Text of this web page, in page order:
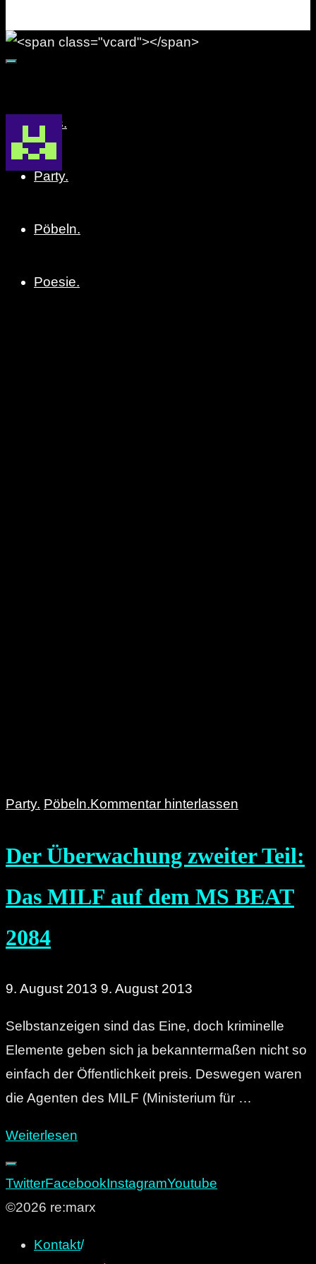
Alles.
Party.
Pöbeln.
Poesie.
Party. Pöbeln.Kommentar hinterlassen
Der Überwachung zweiter Teil:
Das MILF auf dem MS BEAT
2084
9. August 2013 9. August 2013
Selbstanzeigen sind das Eine, doch kriminelle
Elemente geben sich ja bekanntermaßen nicht so
einfach der Öffentlichkeit preis. Deswegen waren
die Agenten des MILF (Ministerium für …
Weiterlesen
zweiter
Teil:
MILF
TwitterFacebookInstagramYoutube
©2026 re:marx
Kontakt/